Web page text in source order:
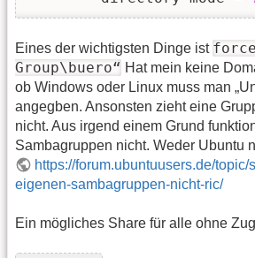
Eines der wichtigsten Dinge ist
Group\buero“ Hat mein keine
ob Windows oder Linux muss man
angegben. Ansonsten zieht eine
nicht. Aus irgend einem Grund
Sambagruppen nicht. Weder Ubuntu
https://forum.ubuntuusers.de/
eigenen-sambagruppen-nicht-ric/
Ein mögliches Share für alle ohne